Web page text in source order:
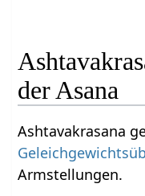
der Asana
Ashtavakrasana
Armstellungen.